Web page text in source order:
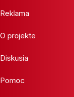
Reklama
O projekte
Diskusia
Pomoc